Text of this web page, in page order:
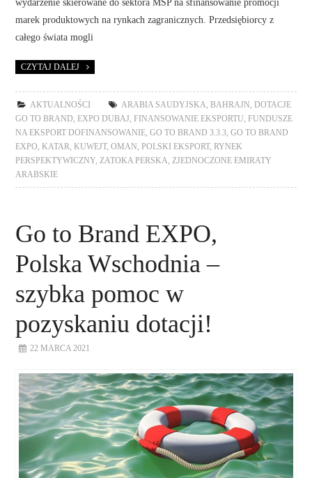
marek produktowych na rynkach zagranicznych. Przedsiębiorcy z
całego świata mogli
CZYTAJ DALEJ
AKTUALNOŚCI ARABIA SAUDYJSKA ,BAHRAJN ,DOTACJE
GO TO BRAND ,EXPO DUBAJ ,FINANSOWANIE EKSPORTU ,FUNDUSZE
NA EKSPORT DOFINANSOWANIE ,GO TO BRAND 3.3.3 ,GO TO BRAND
EXPO ,KATAR ,KUWEJT,OMAN ,POLSKI EKSPORT,RYNEK
PERSPEKTYWICZNY ZATOKA PERSKA
ZJEDNOCZONE EMIRATY
ARABSKIE
Go to Brand EXPO,
Polska Wschodnia –
szybka pomoc w
pozyskaniu dotacji!
22 MARCA 2021